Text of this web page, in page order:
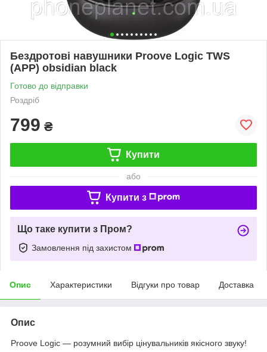
Бездротові навушники Proove Logic TWS
(APP) obsidian black
Готово до відправки
Роздріб
799 ₴
Купити
або
Купити з
Що таке купити з Пром?
Замовлення під захистом
Опис Характеристики Відгуки про товар Доставка
Опис
Proove Logic — розумний вибір цінувальників якісного звуку!